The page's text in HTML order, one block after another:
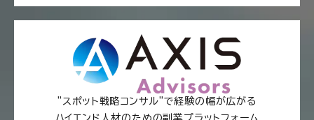
"スポット戦略コンサル"で経験の幅が広がる
ハイエンド人材のための副業プラットフォーム